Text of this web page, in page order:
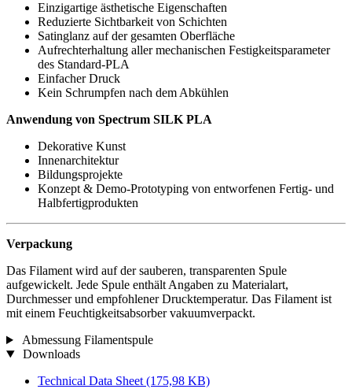
Einzigartige ästhetische Eigenschaften
Reduzierte Sichtbarkeit von Schichten
Satinglanz auf der gesamten Oberfläche
Aufrechterhaltung aller mechanischen Festigkeitsparameter
des Standard-PLA
Einfacher Druck
Kein Schrumpfen nach dem Abkühlen
Anwendung von Spectrum SILK PLA
Dekorative Kunst
Innenarchitektur
Bildungsprojekte
Konzept & Demo-Prototyping von entworfenen Fertig- und
Halbfertigprodukten
Verpackung
Das Filament wird auf der sauberen, transparenten Spule
aufgewickelt. Jede Spule enthält Angaben zu Materialart,
Durchmesser und empfohlener Drucktemperatur. Das Filament ist
mit einem Feuchtigkeitsabsorber vakuumverpackt.
Abmessung Filamentspule
Downloads
Technical Data Sheet (175,98 KB)